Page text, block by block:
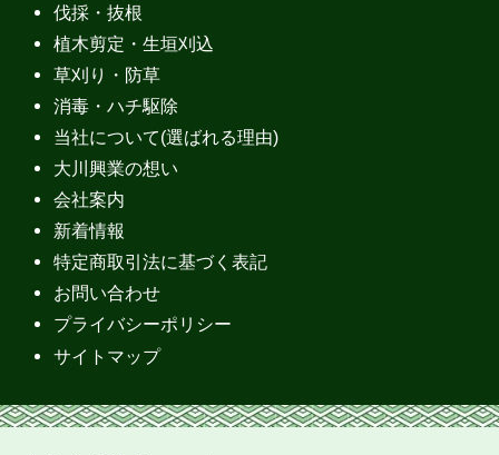
伐採・抜根
植木剪定・生垣刈込
草刈り・防草
消毒・ハチ駆除
当社について(選ばれる理由)
大川興業の想い
会社案内
新着情報
特定商取引法に基づく表記
お問い合わせ
プライバシーポリシー
サイトマップ